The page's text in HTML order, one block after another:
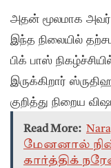
அதன் மூலமாக அவர்
இந்த நிலையில்
பிக் பாஸ்
இருக்கிறார்
குறித்து நிறைய
Read More:
மேனனால்
கார்த்திக்